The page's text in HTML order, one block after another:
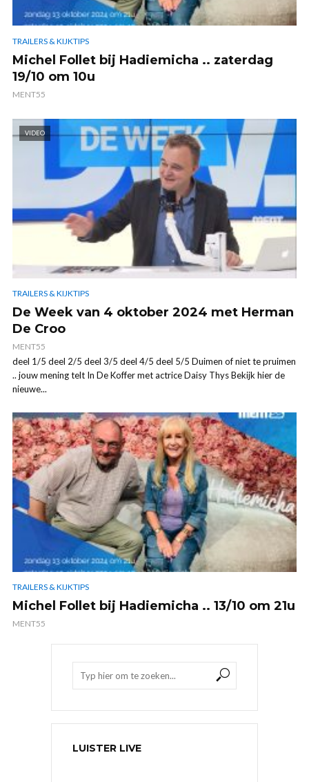
TRAILERS & KIJKTIPS
Michel Follet bij Hadiemicha .. zaterdag
19/10 om 10u
MENT55
VIDEO
TRAILERS & KIJKTIPS
De Week van 4 oktober 2024 met Herman
De Croo
MENT55
deel 1/5 deel 2/5 deel 3/5 deel 4/5 deel 5/5 Duimen of niet te pruimen
.. jouw mening telt In De Koffer met actrice Daisy Thys Bekijk hier de
nieuwe...
TRAILERS & KIJKTIPS
Michel Follet bij Hadiemicha .. 13/10 om 21u
MENT55
LUISTER LIVE